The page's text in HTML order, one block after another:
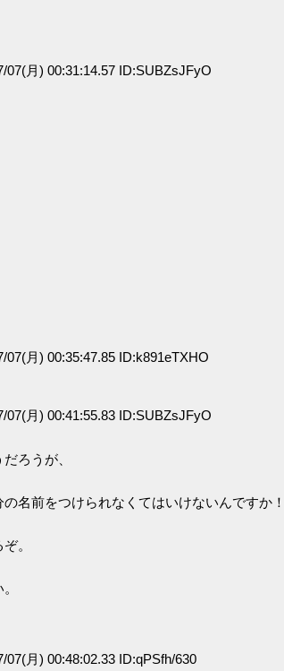
07(月) 00:31:14.57 ID:SUBZsJFyO
07(月) 00:35:47.85 ID:k891eTXHO
07(月) 00:41:55.83 ID:SUBZsJFyO
ろうが、
名前をつけられなくてはいけないんですか！
。
07(月) 00:48:02.33 ID:qPSfh/630